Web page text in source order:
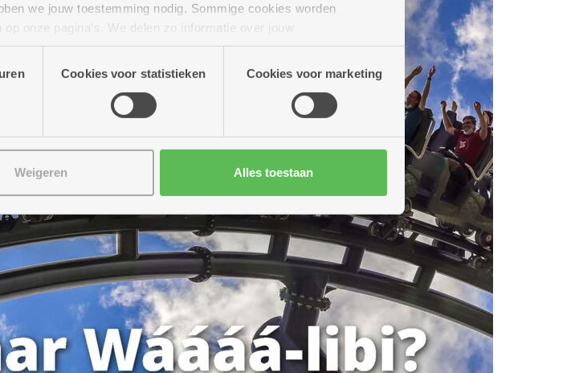
we jouw toestemming nodig. Sommige cookies worden
onze pagina's. We delen zo informatie over jouw
advertenties en analyse. Deze partners kunnen deze gegevens
Cookies voor statistieken Cookies voor marketing
Weigeren Alles toestaan